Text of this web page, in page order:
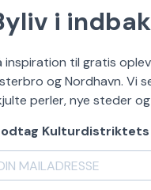
i
inspiration til gratis
og Nordhavn. Vi
perler, nye steder